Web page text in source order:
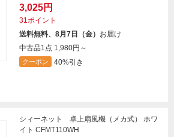
3,025円
31ポイント
送料無料、8月7日（金） お届け
中古品1点 1,980円～
クーポン 40%引き
シィーネット 卓上扇風機（メカ式） ホワ
イト CFMT110WH